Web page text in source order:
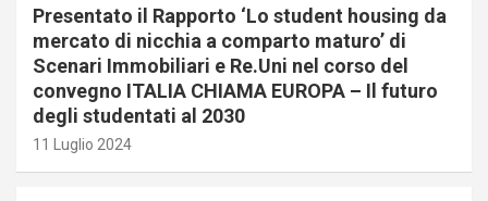
Presentato il Rapporto ‘Lo student housing da
mercato di nicchia a comparto maturo’ di
Scenari Immobiliari e Re.Uni nel corso del
convegno ITALIA CHIAMA EUROPA – Il futuro
degli studentati al 2030
11 Luglio 2024